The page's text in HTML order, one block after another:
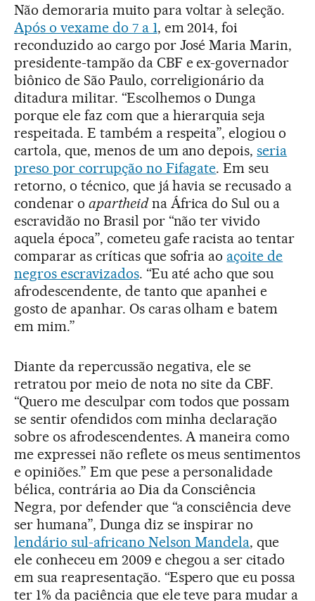
Não demoraria muito para voltar à seleção.
Após o vexame do 7 a 1, em 2014, foi
reconduzido ao cargo por José Maria Marin,
presidente-tampão da CBF e ex-governador
biônico de São Paulo, correligionário da
ditadura militar. “Escolhemos o Dunga
porque ele faz com que a hierarquia seja
respeitada. E também a respeita”, elogiou o
cartola, que, menos de um ano depois,seria
preso por corrupção no Fifagate. Em seu
retorno, o técnico, que já havia se recusado a
condenar o apartheidna África do Sul ou a
escravidão no Brasil por “não ter vivido
aquela época”, cometeu gafe racista ao tentar
comparar as críticas que sofria ao açoite de
negros escravizados. “Eu até acho que sou
afrodescendente, de tanto que apanhei e
gosto de apanhar. Os caras olham e batem
em mim.”
Diante da repercussão negativa, ele se
retratou por meio de nota no site da CBF.
“Quero me desculpar com todos que possam
se sentir ofendidos com minha declaração
sobre os afrodescendentes. A maneira como
me expressei não reflete os meus sentimentos
e opiniões.” Em que pese a personalidade
bélica, contrária ao Dia da Consciência
Negra, por defender que “a consciência deve
ser humana”, Dunga diz se inspirar no
lendário sul-africano Nelson Mandela, que
ele conheceu em 2009 e chegou a ser citado
em sua reapresentação. “Espero que eu possa
ter 1% da paciência que ele teve para mudar a